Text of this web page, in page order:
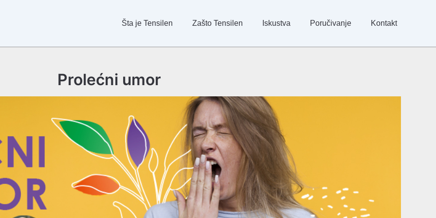
Šta je Tensilen Zašto Tensilen Iskustva Poručivanje Kontakt
Prolećni umor